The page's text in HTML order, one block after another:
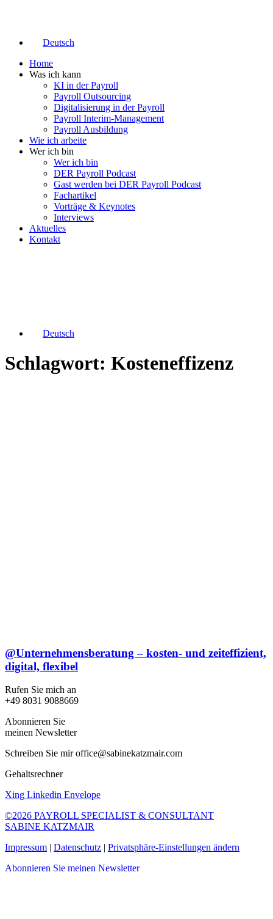
Deutsch
Home
Was ich kann
KI in der Payroll
Payroll Outsourcing
Digitalisierung in der Payroll
Payroll Interim-Management
Payroll Ausbildung
Wie ich arbeite
Wer ich bin
Wer ich bin
DER Payroll Podcast
Gast werden bei DER Payroll Podcast
Fachartikel
Vorträge & Keynotes
Interviews
Aktuelles
Kontakt
Deutsch
Schlagwort: Kosteneffizenz
@Unternehmensberatung – kosten- und zeiteffizient,
digital, flexibel
Rufen Sie mich an
+49 8031 9088669
Abonnieren Sie
meinen Newsletter
Schreiben Sie mir office@sabinekatzmair.com
Gehaltsrechner
Xing Linkedin Envelope
©2026 PAYROLL SPECIALIST & CONSULTANT
SABINE KATZMAIR
Impressum | Datenschutz | Privatsphäre-Einstellungen ändern
Abonnieren Sie meinen Newsletter